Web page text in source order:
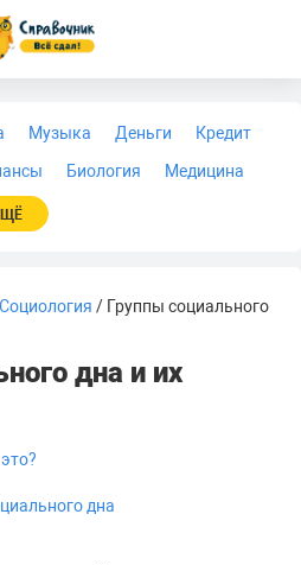
Музыка Деньги
Кредит
Биология
Медицина
Социология / Группы социального
дна и их
дна